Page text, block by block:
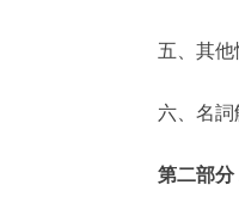
政民互動
五、其他
六、名詞
第二部分